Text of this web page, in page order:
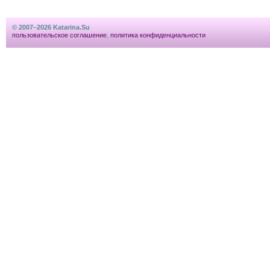
© 2007–2026 Katarina.Su
пользовательское соглашение политика конфиденциальности